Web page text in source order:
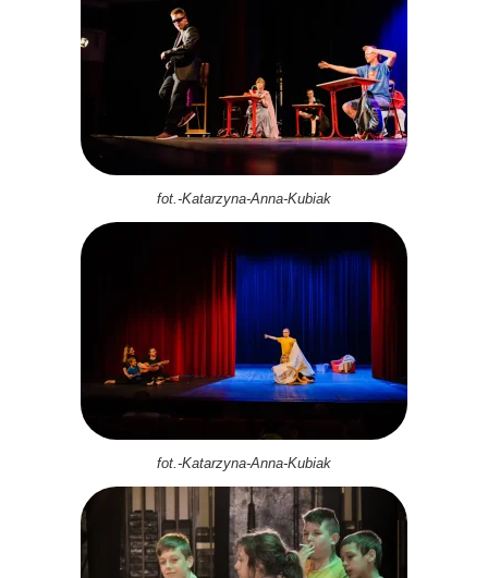
fot.-Katarzyna-Anna-Kubiak
fot.-Katarzyna-Anna-Kubiak